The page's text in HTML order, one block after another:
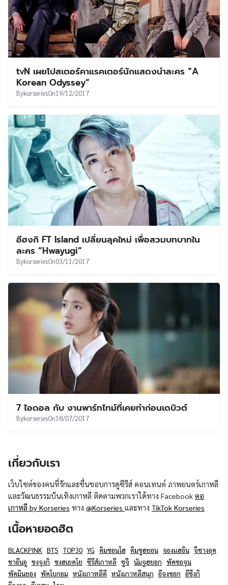
tvN เผยโปสเตอร์คาแรคเตอร์นักแสดงนำละคร “A
Korean Odyssey”
BykorseriesOn19/12/2017
อีฮงกิ FT Island เปลี่ยนลุคใหม่ เพื่อสวมบทบาทใน
ละคร “Hwayugi”
BykorseriesOn03/11/2017
7 ไอดอล กับ งานพาร์ทไทม์ที่เคยทำก่อนเดบิวต์
BykorseriesOn18/07/2017
เกี่ยวกับเรา
เว็บไซต์ของคนที่รักและชื่นชอบการดูซีรีส์ คอนเทนต์ ภาพยนตร์เกาหลี
และวัฒนธรรมบันเทิงเกาหลี ติดตามพวกเราได้ทาง Facebook คอ
เกาหลี by Korseries ทาง @Korseries และทาง TikTok Korseries
เนื้อหายอดฮิต
BLACKPINK BTS TOP30 YG คิมซอนโฮ คิมซูฮยอน จองแฮอิน จีชางอุค
ชาอึนอู ซงจุงกิ ซงฮเยคโย ซีรีส์เกาหลี ซูจี นัมจูฮยอก พัคซอจุน
พัคมินยอง พัคโบกอม หนังเกาหลีดี หนังเกาหลีสนุก อีจงซอก อีซึงกิ